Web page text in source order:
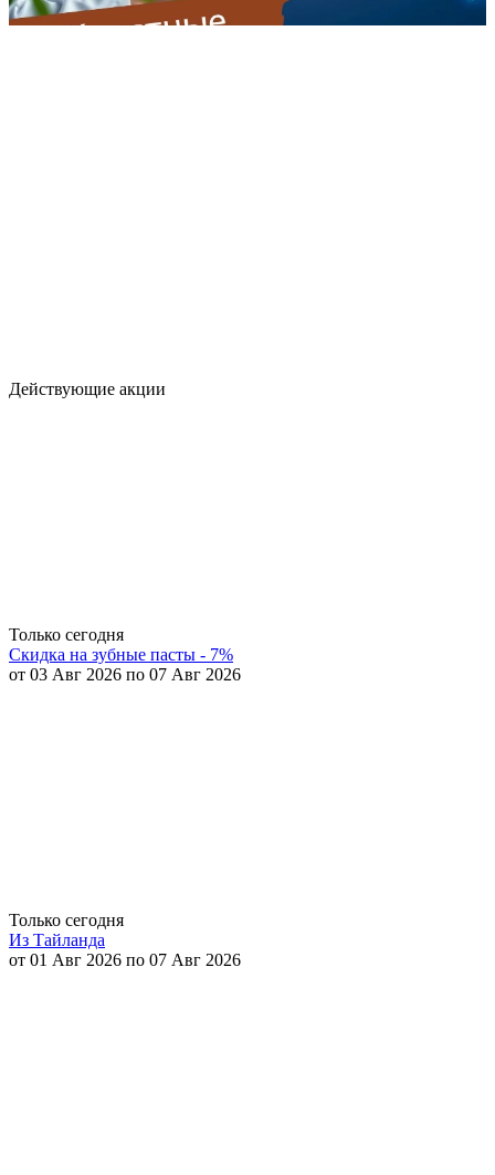
Действующие акции
Только сегодня
Скидка на зубные пасты - 7%
от 03 Авг 2026 по 07 Авг 2026
Только сегодня
Из Тайланда
от 01 Авг 2026 по 07 Авг 2026